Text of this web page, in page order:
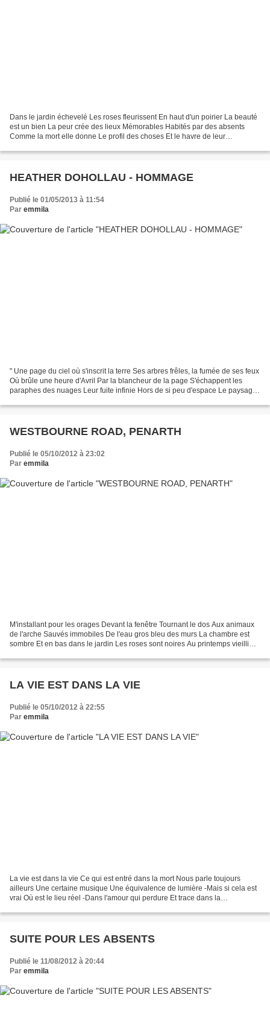
Dans le jardin échevelé Les roses fleurissent En haut d'un poirier La beauté
est un bien La peur crée des lieux Mémorables Habités par des absents
Comme la mort elle donne Le profil des choses Et le havre de leur
HEATHER DOHOLLAU - HOMMAGE
Publié le 01/05/2013 à 11:54
Par emmila
" Une page du ciel où s'inscrit la terre Ses arbres frêles, la fumée de ses feux
Où brûle une heure d'Avril Par la blancheur de la page S'échappent les
paraphes des nuages Leur fuite infinie Hors de si peu d'espace Le paysage
WESTBOURNE ROAD, PENARTH
Publié le 05/10/2012 à 23:02
Par emmila
M'installant pour les orages Devant la fenêtre Tournant le dos Aux animaux
de l'arche Sauvés immobiles De l'eau gros bleu des murs La chambre est
sombre Et en bas dans le jardin Les roses sont noires Au printemps vieilli
LA VIE EST DANS LA VIE
Publié le 05/10/2012 à 22:55
Par emmila
La vie est dans la vie Ce qui est entré dans la mort Nous parle toujours
ailleurs Une certaine musique Une équivalence de lumière -Mais si cela est
vrai Où est le lieu réel -Dans l'amour qui perdure Et trace dans la
SUITE POUR LES ABSENTS
Publié le 11/08/2012 à 20:44
Par emmila